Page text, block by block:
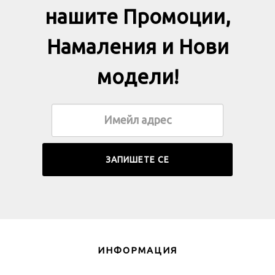
нашите Промоции,
Намаления и Нови
модели!
ИНФОРМАЦИЯ